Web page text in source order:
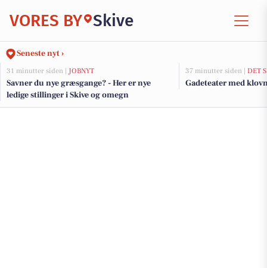
VORES BY Skive
Seneste nyt ›
31 minutter siden | JOBNYT
Savner du nye græsgange? - Her er nye
ledige stillinger i Skive og omegn
37 minutter siden | DET
Gadeteater med